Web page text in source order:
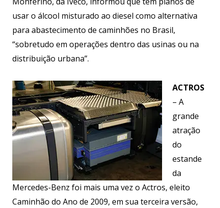
usar o álcool misturado ao diesel como alternativa
para abastecimento de caminhões no Brasil,
“sobretudo em operações dentro das usinas ou na
distribuição urbana”.
ACTROS
– A
grande
atração
do
estande
da
Mercedes-Benz foi mais uma vez o Actros, eleito
Caminhão do Ano de 2009, em sua terceira versão,